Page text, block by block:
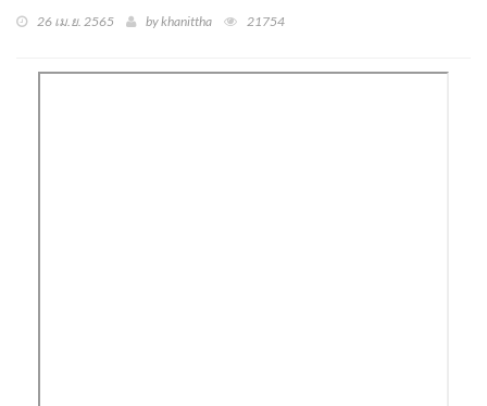
26 เม.ย. 2565 by khanittha 21754